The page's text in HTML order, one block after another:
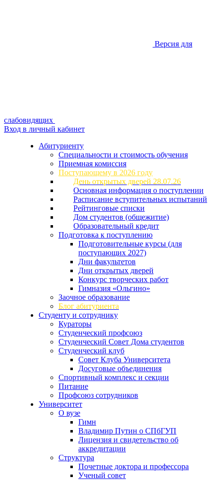
Версия для
слабовидящих
Вход в личный кабинет
Абитуриенту
Специальности и стоимость обучения
Приемная комиссия
Поступающему в 2026 году
День открытых дверей 28.07.26
Основная информация о поступлении
Расписание вступительных испытаний
Рейтинговые списки
Дом студентов (общежитие)
Образовательный кредит
Подготовка к поступлению
Подготовительные курсы (для
поступающих 2027)
Дни факультетов
Дни открытых дверей
Конкурс творческих работ
Гимназия «Ольгино»
Заочное образование
Блог абитуриента
Студенту и сотруднику
Кураторы
Студенческий профсоюз
Студенческий Совет Дома студентов
Студенческий клуб
Совет Клуба Университета
Досуговые объединения
Спортивный комплекс и секции
Питание
Профсоюз сотрудников
Университет
О вузе
Гимн
Владимир Путин о СПбГУП
Лицензия и свидетельство об
аккредитации
Структура
Почетные доктора и профессора
Ученый совет